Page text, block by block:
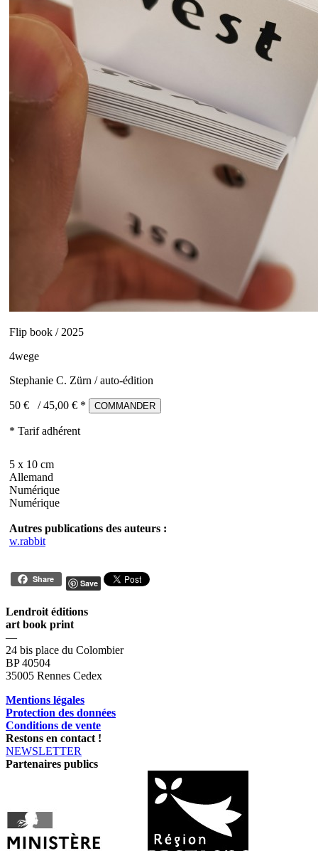
Flip book / 2025
4wege
Stephanie C. Zürn / auto-édition
50 € /45,00 € * COMMANDER
* Tarif adhérent
5 x 10 cm
Allemand
Numérique
Numérique
Autres publications des auteurs :
w.rabbit
Share Save
Lendroit éditions
art book print
—
24 bis place du Colombier
BP 40504
35005 Rennes Cedex
Mentions légales
Protection des données
Conditions de vente
Restons en contact !
NEWSLETTER
Partenaires publics